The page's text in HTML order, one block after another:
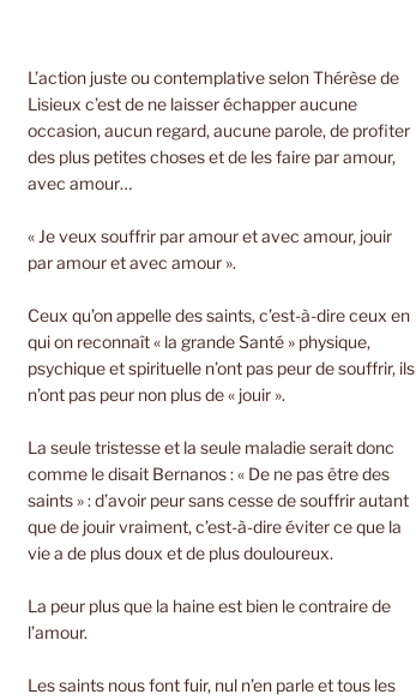
L’action juste ou contemplative selon Thérèse de
Lisieux c’est de ne laisser échapper aucune
occasion, aucun regard, aucune parole, de profiter
des plus petites choses et de les faire par amour,
avec amour…
« Je veux souffrir par amour et avec amour, jouir
par amour et avec amour ».
Ceux qu’on appelle des saints, c’est-à-dire ceux en
qui on reconnaît « la grande Santé » physique,
psychique et spirituelle n’ont pas peur de souffrir, ils
n’ont pas peur non plus de « jouir ».
La seule tristesse et la seule maladie serait donc
comme le disait Bernanos : « De ne pas être des
saints » : d’avoir peur sans cesse de souffrir autant
que de jouir vraiment, c’est-à-dire éviter ce que la
vie a de plus doux et de plus douloureux.
La peur plus que la haine est bien le contraire de
l’amour.
Les saints nous font fuir, nul n’en parle et tous les